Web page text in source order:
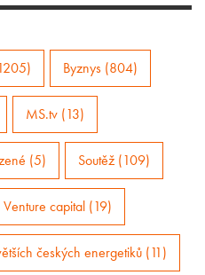
Byznys (804)
MS.tv (13)
(5) Soutěž (109)
Venture capital (19)
českých energetiků (11)